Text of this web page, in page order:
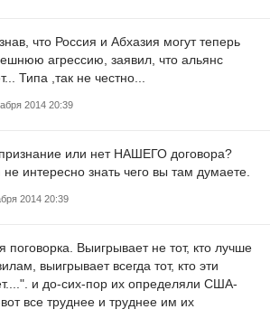
что Россия и Абхазия могут теперь
агрессию, заявил, что альянс
Типа ,так не честно...
2014 20:39
или нет НАШЕГО договора?
интересно знать чего вы там думаете.
2014 20:39
поговорка. Выигрывает не тот, кто лучше
выигрывает всегда тот, кто эти
и до-сих-пор их определяли США-
все труднее и труднее им их